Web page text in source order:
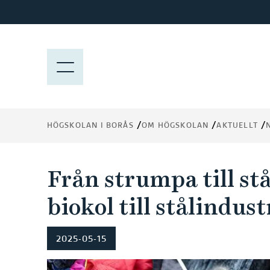
o
N
HÖGSKOLAN I BORÅS OM HÖGSKOLAN AKTUELLT
Från strumpa till
biokol till
2025-05-15